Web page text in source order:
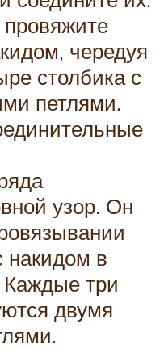
чередуя
столбика с
петлями.
узор. Он
накидом в
Каждые три
двумя